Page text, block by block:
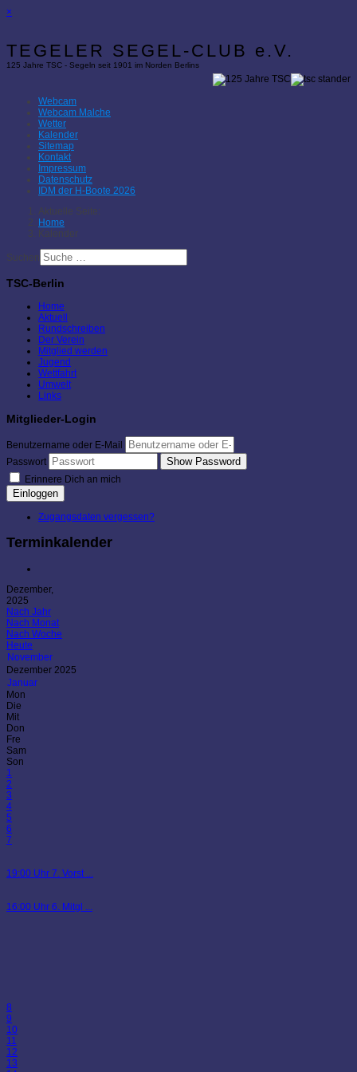
×
TEGELER SEGEL-CLUB e.V.
125 Jahre TSC - Segeln seit 1901 im Norden Berlins
Webcam
Webcam Malche
Wetter
Kalender
Sitemap
Kontakt
Impressum
Datenschutz
IDM der H-Boote 2026
Aktuelle Seite:
Home
Kalender
Suchen
TSC-Berlin
Home
Aktuell
Rundschreiben
Der Verein
Mitglied werden
Jugend
Wettfahrt
Umwelt
Links
Mitglieder-Login
Benutzername oder E-Mail
Passwort
Show Password
Erinnere Dich an mich
Einloggen
Zugangsdaten vergessen?
Terminkalender
Dezember,
2025
Nach Jahr
Nach Monat
Nach Woche
Heute
November
Dezember 2025
Januar
Mon
Die
Mit
Don
Fre
Sam
Son
1
2
3
4
5
6
7
19:00 Uhr 7. Vorst ...
16:00 Uhr 6. Mitgl ...
8
9
10
11
12
13